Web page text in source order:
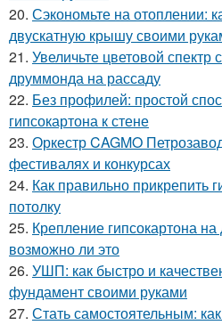
20. Сэкономьте на отоплении:
двускатную крышу своими
21. Увеличьте цветовой
друммонда на рассаду
22. Без профилей: простой
гипсокартона к стене
23. Оркестр CAGMO
фестивалях и конкурсах
24. Как правильно прикрепить
потолку
25. Крепление гипсокартона
возможно ли это
26. УШП: как быстро и
фундамент своими руками
27. Стать самостоятельным: